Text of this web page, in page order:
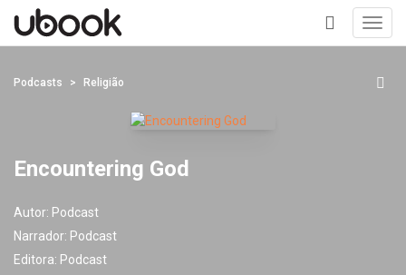
+
Podcasts Religião
Encountering God
Autor: Podcast
Narrador: Podcast
Editora: Podcast